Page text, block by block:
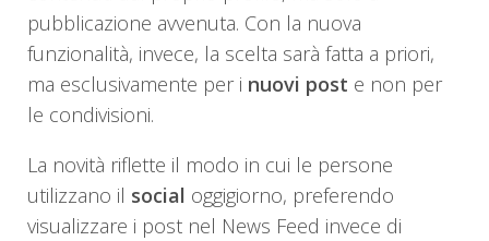
pubblicazione avvenuta. Con la nuova
funzionalità, invece, la scelta sarà fatta a priori,
ma esclusivamente per i nuovi post e non per
le condivisioni.
La novità riflette il modo in cui le persone
utilizzano il social oggigiorno, preferendo
visualizzare i post nel News Feed invece di